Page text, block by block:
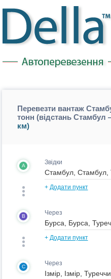
Перевезти вантаж
тонн (відстань
км)
A Звідки
+ Додати пункт
B Через
+ Додати пункт
C Через